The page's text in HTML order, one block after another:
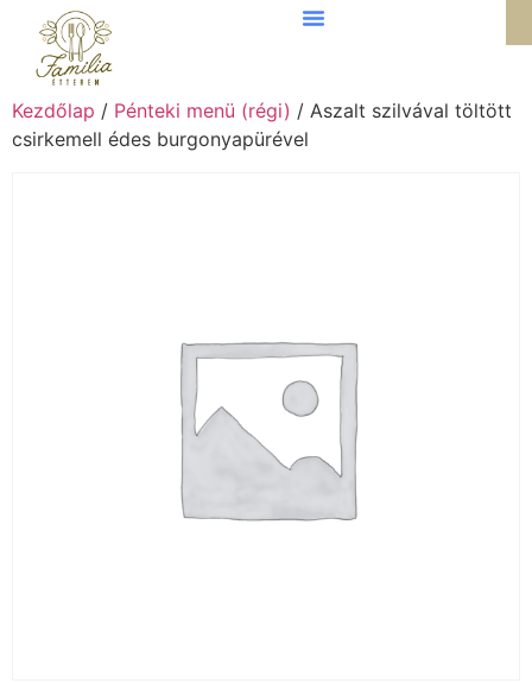
Kezdőlap / Pénteki menü (régi) / Aszalt szilvával töltött
csirkemell édes burgonyapürével